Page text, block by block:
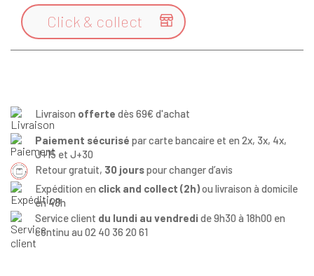

Click & collect
Livraison offerte dès 69€ d'achat
Paiement sécurisé par carte bancaire et en 2x, 3x, 4x,
J+15 et J+30
Retour gratuit, 30 jourspour changer d’avis
Expédition en click and collect (2h)ou livraison à domicile
en 48h
Service client du lundi au vendredi de 9h30 à 18h00 en
continu au 02 40 36 20 61